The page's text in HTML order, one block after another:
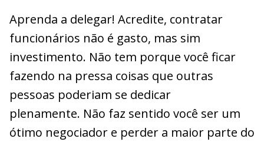
Aprenda a delegar! Acredite, contratar
funcionários não é gasto, mas sim
investimento. Não tem porque você ficar
fazendo na pressa coisas que outras
pessoas poderiam se dedicar
plenamente. Não faz sentido você ser um
ótimo negociador e perder a maior parte do